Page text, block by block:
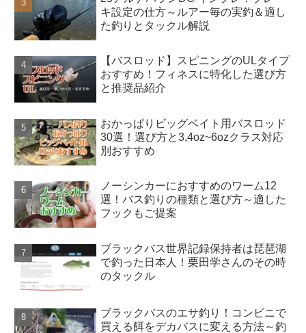
キ設定の仕方～ルアー毎の実釣＆適し
た釣りとタックル解説
【バスロッド】スピニングのULタイプ
おすすめ！フィネスに特化した選び方
と推奨品紹介
おかっぱりビッグベイト用バスロッド
30選！選び方と3,4oz~6ozクラス対応
別おすすめ
ノーシンカーにおすすめのワーム12
選！バス釣りの種類と選び方～適した
フックもご提案
ブラックバス世界記録保持者は琵琶湖
で釣った日本人！栗田学さんのその時
のタックル
ブラックバスのエサ釣り！コンビニで
買える餌をデカバスに変える方法～釣